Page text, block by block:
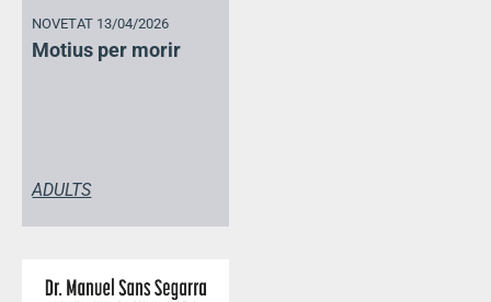
NOVETAT 13/04/2026
Motius per morir
ADULTS